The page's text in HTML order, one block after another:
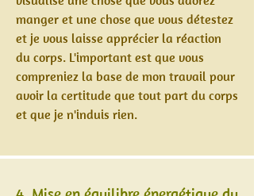
manger et une chose que vous détestez
et je vous laisse apprécier la réaction
du corps. L'important est que vous
compreniez la base de mon travail pour
avoir la certitude que tout part du corps
et que je n'induis rien.